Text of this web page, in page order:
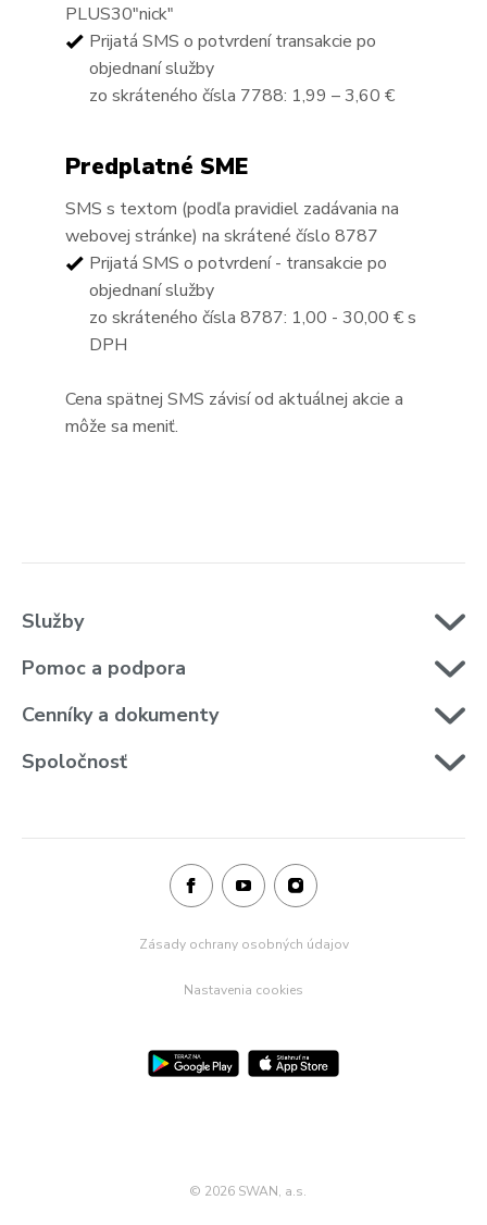
PLUS30"nick"
Prijatá SMS o potvrdení transakcie po
objednaní služby
zo skráteného čísla 7788: 1,99 – 3,60 €
Predplatné SME
SMS s textom (podľa pravidiel zadávania na
webovej stránke) na skrátené číslo 8787
Prijatá SMS o potvrdení - transakcie po
objednaní služby
zo skráteného čísla 8787: 1,00 - 30,00 € s
DPH
Cena spätnej SMS závisí od aktuálnej akcie a
môže sa meniť.
Služby
Pomoc a podpora
Cenníky a dokumenty
Spoločnosť
Zásady ochrany osobných údajov
Nastavenia cookies
© 2026 SWAN, a.s.